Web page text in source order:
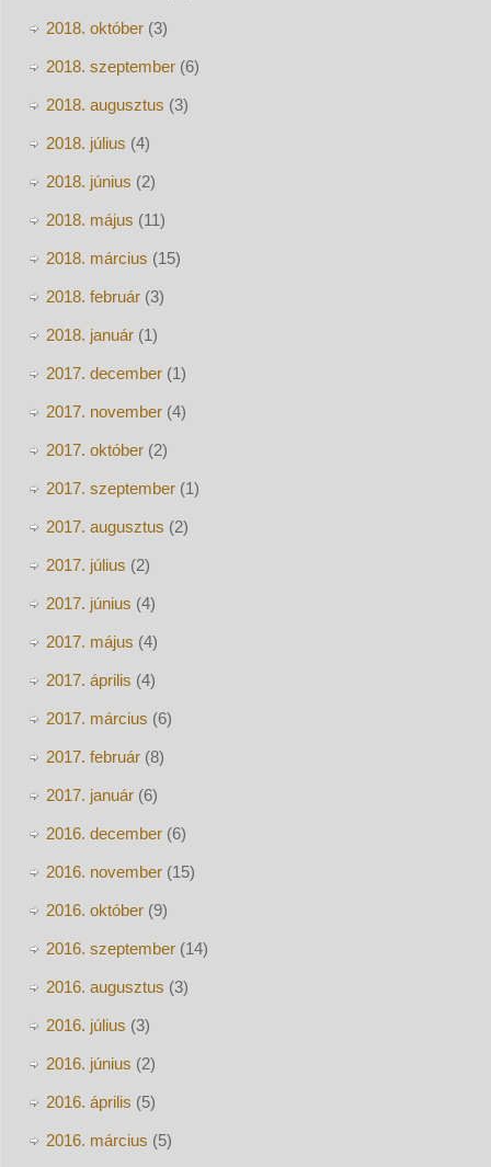
2018. október(3)
2018. szeptember(6)
2018. augusztus (3)
2018. július (4)
2018. június (2)
2018. május (11)
2018. március (15)
2018. február(3)
2018. január(1)
2017. december(1)
2017. november(4)
2017. október(2)
2017. szeptember(1)
2017. augusztus (2)
2017. július (2)
2017. június (4)
2017. május (4)
2017. április (4)
2017. március (6)
2017. február(8)
2017. január(6)
2016. december(6)
2016. november(15)
2016. október(9)
2016. szeptember(14)
2016. augusztus (3)
2016. július (3)
2016. június (2)
2016. április (5)
2016. március (5)